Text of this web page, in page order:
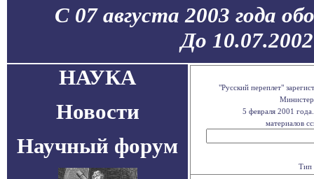
С 07 августа 2003 года
До
НАУКА
Новости
Научный форум
"Русский переплет"
5 февраля 2001
материалов
Тип